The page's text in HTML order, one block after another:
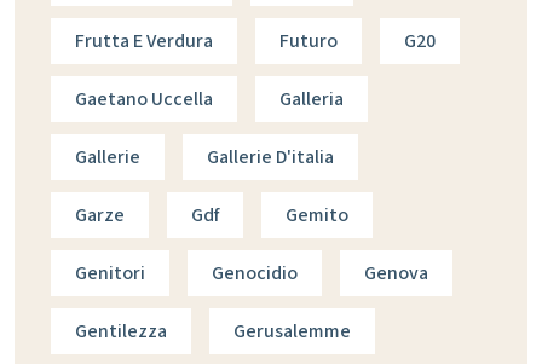
Frutta E Verdura Futuro G20
Gaetano Uccella Galleria
Gallerie Gallerie D'italia
Garze Gdf Gemito
Genitori Genocidio Genova
Gentilezza Gerusalemme